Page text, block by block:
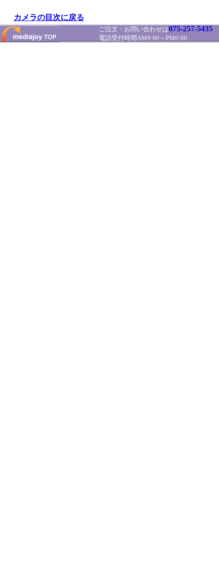
カメラの目次に戻る
ご注文・お問い合わせは075-257-5435
電話受付時間AM9:00～PM6:00